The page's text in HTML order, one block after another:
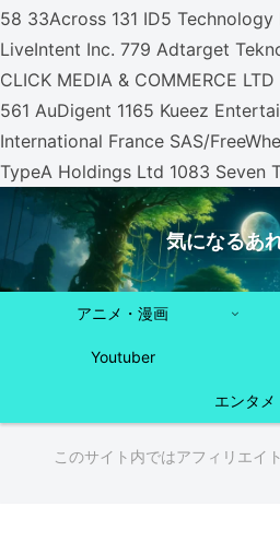
58 33Across 131 ID5
LiveIntent Inc. 779 Adtarget
CLICK MEDIA & COMMERCE
561 AuDigent 1165 Kueez
International France SAS/
TypeA Holdings Ltd 1083 Seven
気になるあ
アニメ・漫画
Youtuber
エンタメ
このサイト内ではアフィリエイ